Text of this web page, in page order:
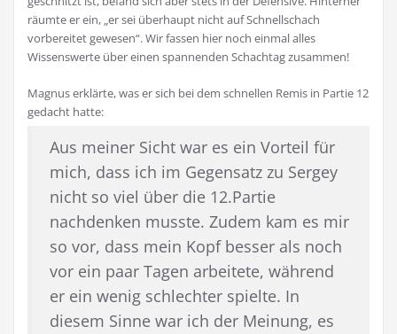
räumte er ein, „er sei überhaupt nicht auf Schnellschach
vorbereitet gewesen“. Wir fassen hier noch einmal alles
Wissenswerte über einen spannenden Schachtag zusammen!
Magnus erklärte, was er sich bei dem schnellen Remis in Partie 12
gedacht hatte:
Aus meiner Sicht war es ein Vorteil für
mich, dass ich im Gegensatz zu Sergey
nicht so viel über die 12.Partie
nachdenken musste. Zudem kam es mir
so vor, dass mein Kopf besser als noch
vor ein paar Tagen arbeitete, während
er ein wenig schlechter spielte. In
diesem Sinne war ich der Meinung, es